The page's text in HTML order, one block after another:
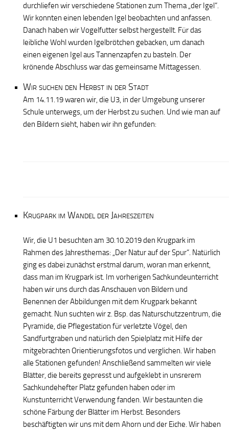
durchliefen wir verschiedene Stationen zum Thema „der Igel“.
Wir konnten einen lebenden Igel beobachten und anfassen.
Danach haben wir Vogelfutter selbst hergestellt. Für das
leibliche Wohl wurden Igelbrötchen gebacken, um danach
einen eigenen Igel aus Tannenzapfen zu basteln. Der
krönende Abschluss war das gemeinsame Mittagessen.
Wir suchen den Herbst in der Stadt
Am 14.11.19 waren wir, die U3, in der Umgebung unserer
Schule unterwegs, um der Herbst zu suchen. Und wie man auf
den Bildern sieht, haben wir ihn gefunden:
Krugpark im Wandel der Jahreszeiten
Wir, die U1 besuchten am 30.10.2019 den Krugpark im
Rahmen des Jahresthemas: „Der Natur auf der Spur“. Natürlich
ging es dabei zunächst erstmal darum, woran man erkennt,
dass man im Krugpark ist. Im vorherigen Sachkundeunterricht
haben wir uns durch das Anschauen von Bildern und
Benennen der Abbildungen mit dem Krugpark bekannt
gemacht. Nun suchten wir z. Bsp. das Naturschutzzentrum, die
Pyramide, die Pflegestation für verletzte Vögel, den
Sandfurtgraben und natürlich den Spielplatz mit Hilfe der
mitgebrachten Orientierungsfotos und verglichen. Wir haben
alle Stationen gefunden! Anschließend sammelten wir viele
Blätter, die bereits gepresst und aufgeklebt in unsrerem
Sachkundehefter Platz gefunden haben oder im
Kunstunterricht Verwendung fanden. Wir bestaunten die
schöne Färbung der Blätter im Herbst. Besonders
beschäftigten wir uns mit dem Ahorn und der Eiche. Wir haben